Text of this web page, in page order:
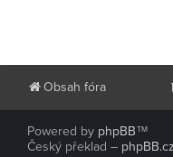
Obsah fóra
Powered by phpBB™
Český překlad – phpBB.cz